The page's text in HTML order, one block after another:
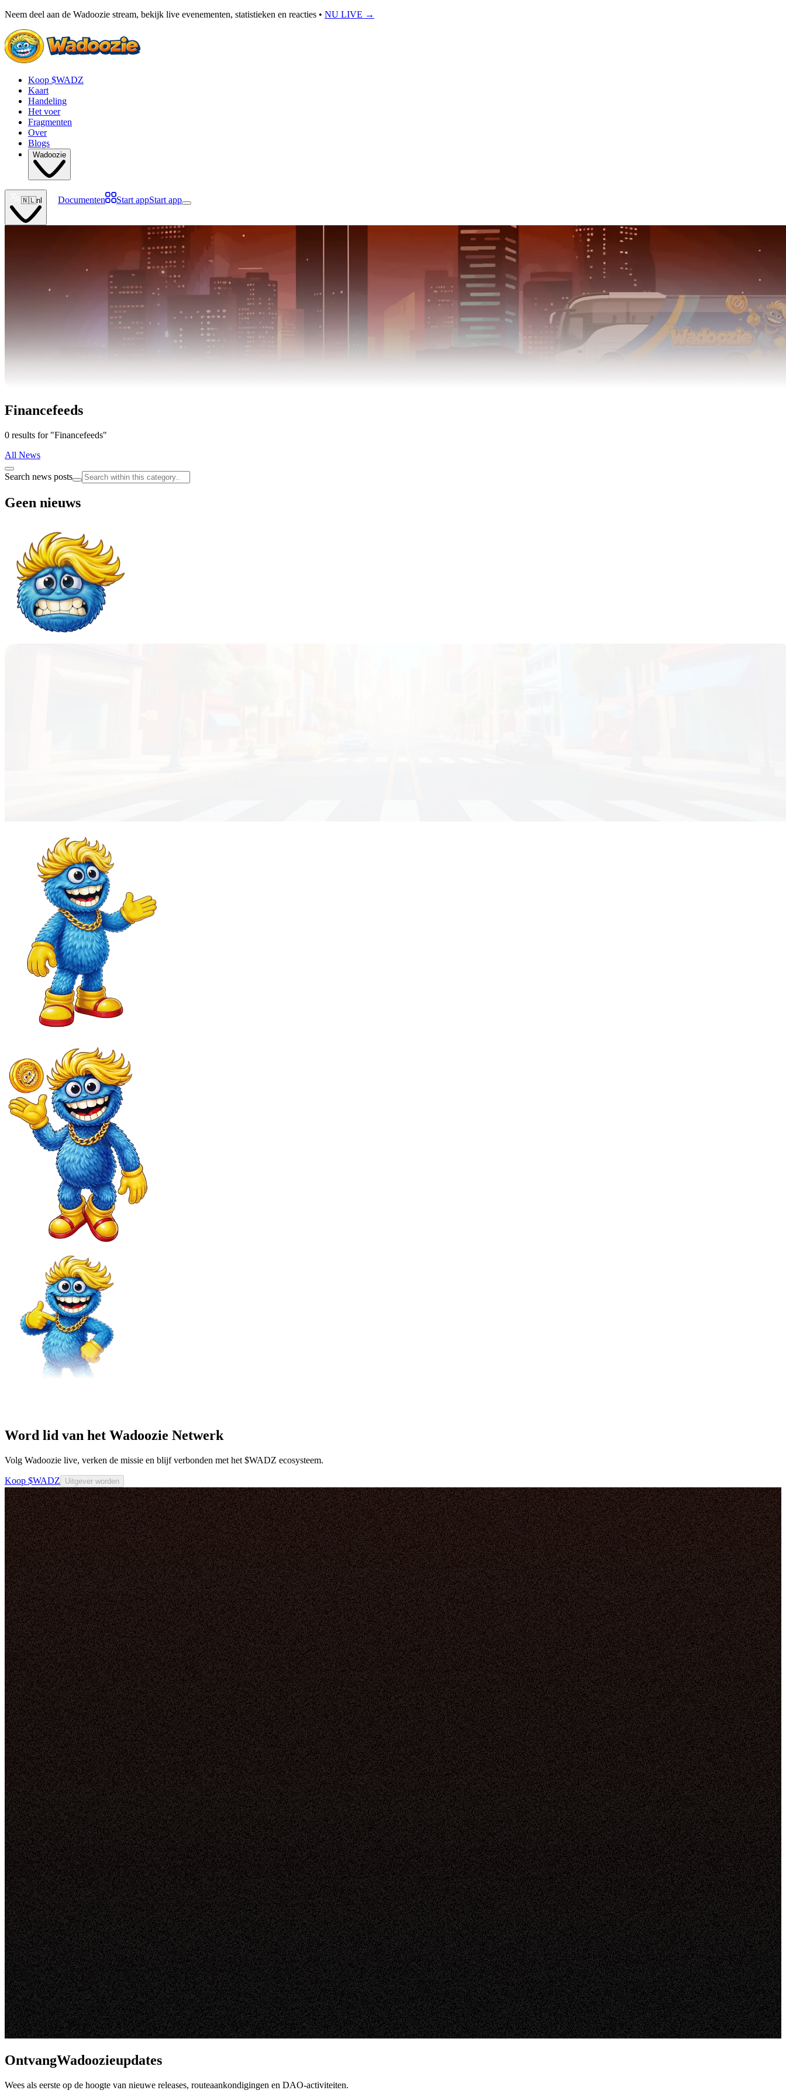
Neem deel aan de Wadoozie stream, bekijk live evenementen, statistieken en reacties • NU LIVE →
Koop $WADZ
Kaart
Handeling
Het voer
Fragmenten
Over
Blogs
Wadoozie
🇳🇱nl Documenten Start appStart app
Financefeeds
0 results for "Financefeeds"
All News
Search news posts
Geen nieuws
Word lid van het Wadoozie Netwerk
Volg Wadoozie live, verken de missie en blijf verbonden met het $WADZ ecosysteem.
Koop $WADZ Uitgever worden
OntvangWadoozieupdates
Wees als eerste op de hoogte van nieuwe releases, routeaankondigingen en DAO-activiteiten.